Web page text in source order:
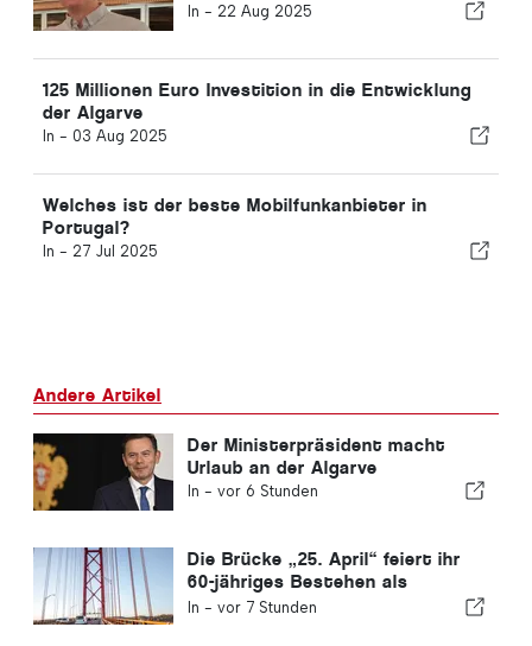
In - 22 Aug 2025
125 Millionen Euro Investition in die Entwicklung
der Algarve
In - 03 Aug 2025
Welches ist der beste Mobilfunkanbieter in
Portugal?
In - 27 Jul 2025
Andere Artikel
Der Ministerpräsident macht
Urlaub an der Algarve
In - vor 6 Stunden
Die Brücke „25. April“ feiert ihr
60-jähriges Bestehen als
Verbindung zwischen Lissabon
In - vor 7 Stunden